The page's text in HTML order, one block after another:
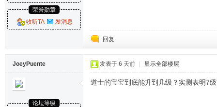
荣誉勋章
收听TA
发消息
回复
JoeyPuente
论坛等级
发表于 6 天前 显示全部楼层
道士的宝宝到底能升到几级？实测表明7